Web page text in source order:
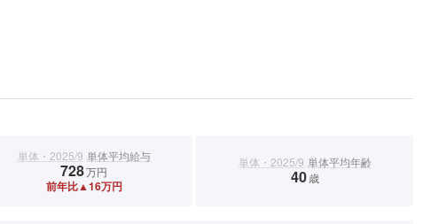
単体・2025/9 単体平均給与
728万円
前年比▲16万円
単体・2025/9 単体平均年齢
40 歳